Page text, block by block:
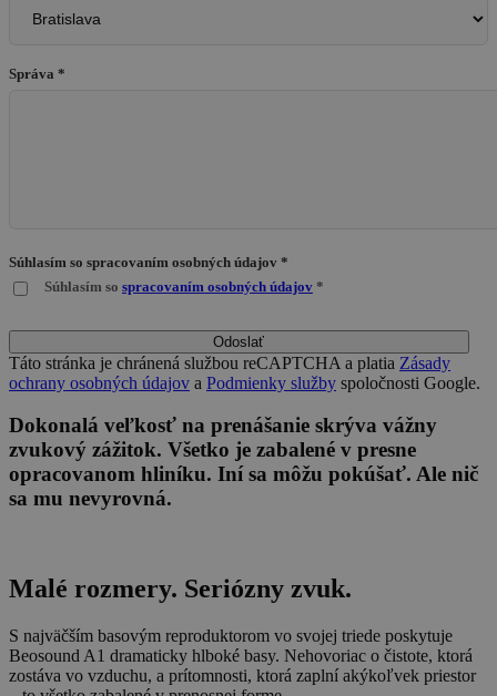
Správa *
Súhlasím so spracovaním osobných údajov *
Súhlasím so spracovaním osobných údajov *
Odoslať
Táto stránka je chránená službou reCAPTCHA a platia Zásady
ochrany osobných údajov a Podmienky služby spoločnosti Google.
Dokonalá veľkosť na prenášanie skrýva vážny
zvukový zážitok. Všetko je zabalené v presne
opracovanom hliníku. Iní sa môžu pokúšať. Ale nič
sa mu nevyrovná.
Malé rozmery. Seriózny zvuk.
S najväčším basovým reproduktorom vo svojej triede poskytuje
Beosound A1 dramaticky hlboké basy. Nehovoriac o čistote, ktorá
zostáva vo vzduchu, a prítomnosti, ktorá zaplní akýkoľvek priestor